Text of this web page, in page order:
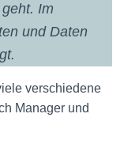
Im
und Daten
verschiedene
Manager und